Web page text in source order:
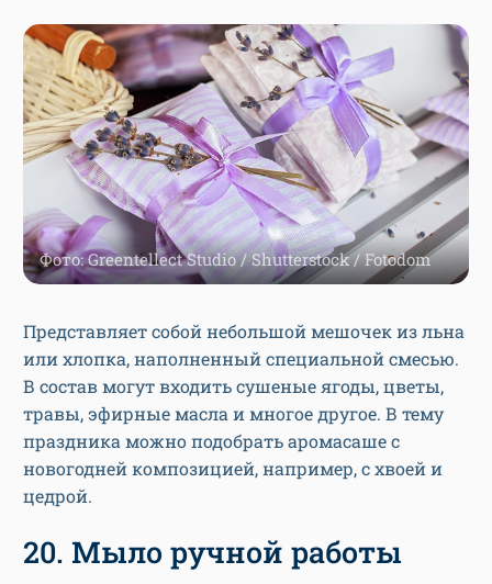
Фото: Greentellect Studio / Shutterstock / Fotodom
Представляет собой небольшой мешочек из льна
или хлопка, наполненный специальной смесью.
В состав могут входить сушеные ягоды, цветы,
травы, эфирные масла и многое другое. В тему
праздника можно подобрать аромасаше с
новогодней композицией, например, с хвоей и
цедрой.
20. Мыло ручной работы